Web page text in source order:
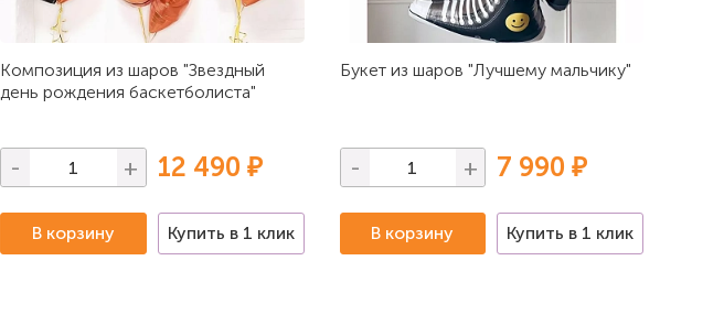
Композиция из шаров "Звездный
день рождения баскетболиста"
- + 12 490 ₽
В корзину Купить в 1 клик
Букет из шаров "Лучшему мальчику"
- + 7 990 ₽
В корзину Купить в 1 клик